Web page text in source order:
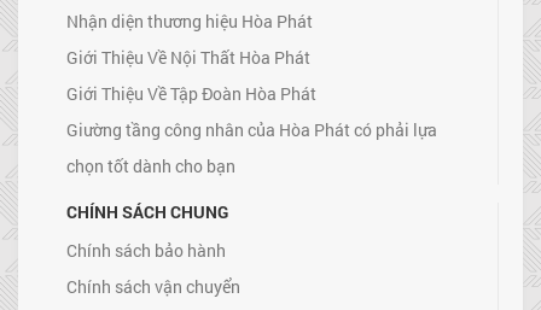
Nhận diện thương hiệu Hòa Phát
Giới Thiệu Về Nội Thất Hòa Phát
Giới Thiệu Về Tập Đoàn Hòa Phát
Giường tầng công nhân của Hòa Phát có phải lựa
chọn tốt dành cho bạn
CHÍNH SÁCH CHUNG
Chính sách bảo hành
Chính sách vận chuyển